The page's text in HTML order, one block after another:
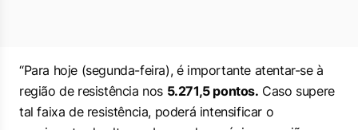
“Para hoje (segunda-feira), é importante atentar-se à
região de resistência nos 5.271,5 pontos. Caso supere
tal faixa de resistência, poderá intensificar o